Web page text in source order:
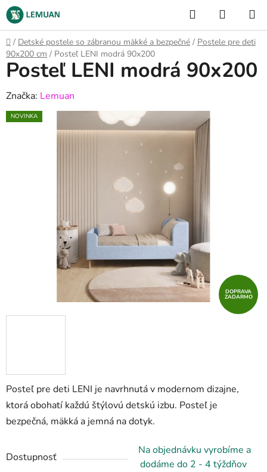
Prejsť
na
obsah
Hľadať
KOŠÍK
Domov
/ Detské postele so zábranou mäkké a bezpečné / Postele pre deti
90x200 cm / Posteľ LENI modrá 90x200
Posteľ pre deti LENI je navrhnutá v modernom dizajne,
ktorá obohatí každú štýlovú detskú izbu. Posteľ je
bezpečná, mäkká a jemná na dotyk.
Dostupnosť
Na objednávku vyrobíme a
dodáme do 2 - 4 týždňov
Posteľ LENI modrá 90x200
Značka: Lemuan
NOVINKA
DOPRAVA
ZADARMO